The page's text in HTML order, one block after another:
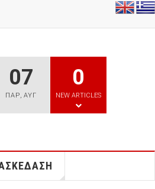
07
ΠΑΡ,ΑΥΓ
0
NEW ARTICLES